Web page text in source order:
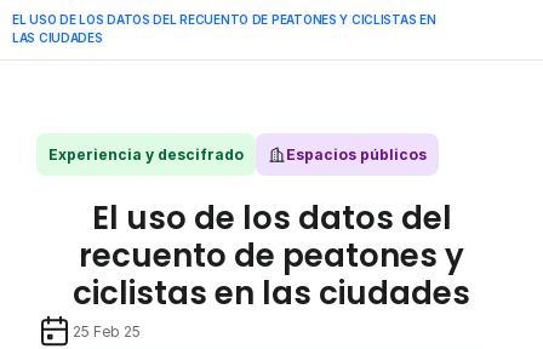
EL USO DE LOS DATOS DEL RECUENTO DE PEATONES Y CICLISTAS EN
LAS CIUDADES
Experiencia y descifrado Espacios públicos
El uso de los datos del
recuento de peatones y
ciclistas en las ciudades
25 Feb 25